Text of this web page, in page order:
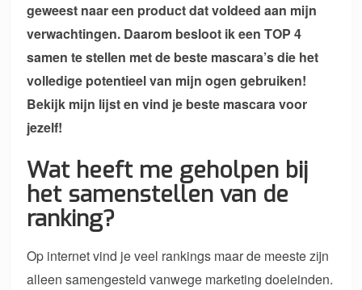
geweest naar een product dat voldeed aan mijn
verwachtingen. Daarom besloot ik een TOP 4
samen te stellen met de beste mascara’s die het
volledige potentieel van mijn ogen gebruiken!
Bekijk mijn lijst en vind je beste mascara voor
jezelf!
Wat heeft me geholpen bij
het samenstellen van de
ranking?
Op internet vind je veel rankings maar de meeste zijn
alleen samengesteld vanwege marketing doeleinden.